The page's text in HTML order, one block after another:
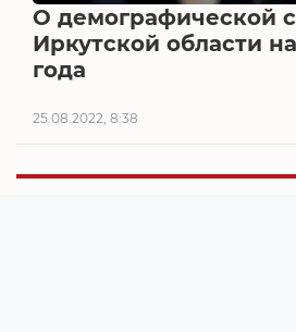
О демографической
Иркутской области
года
25.08.2022, 8:38